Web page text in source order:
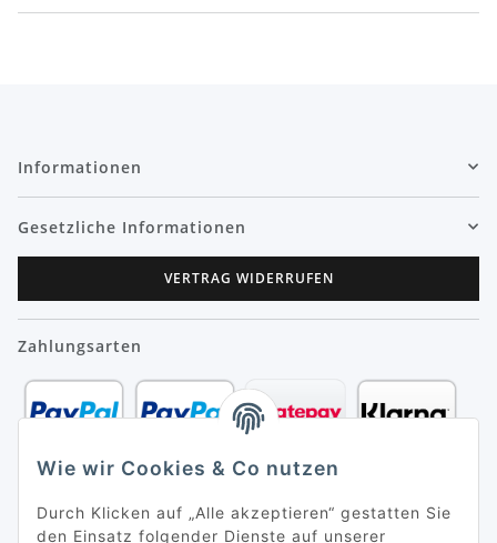
Wie wir Cookies & Co nutzen
Durch Klicken auf „Alle akzeptieren“ gestatten Sie
den Einsatz folgender Dienste auf unserer
Informationen
Gesetzliche Informationen
VERTRAG WIDERRUFEN
Zahlungsarten